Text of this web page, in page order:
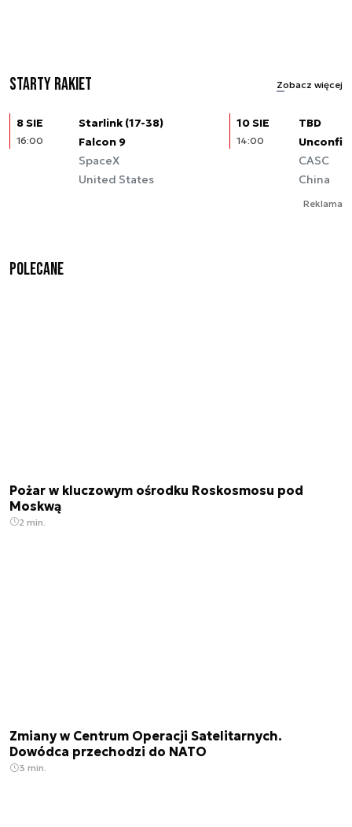
Starty rakiet Zobacz więcej
8 SIE
16:00
Starlink (17-38)
Falcon 9
SpaceX
United States
10 SIE
14:00
TBD
CASC
China
Reklama
Polecane
Pożar w kluczowym ośrodku Roskosmosu pod
Moskwą
2 min.
Zmiany w Centrum Operacji Satelitarnych.
Dowódca przechodzi do NATO
3 min.